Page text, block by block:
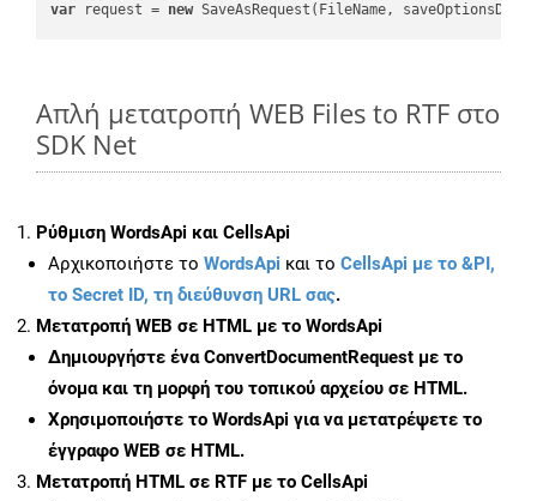
var request = new
Απλή μετατροπή WEB Files to RTF στο
SDK Net
Ρύθμιση WordsApi και CellsApi
Αρχικοποιήστε το WordsApi και το CellsApi με το &PI,
το Secret ID, τη διεύθυνση URL σας.
Μετατροπή WEB σε HTML με το WordsApi
Δημιουργήστε έναConvertDocumentRequest με το
όνομα και τη μορφή του τοπικού αρχείου σε HTML.
Χρησιμοποιήστε το WordsApi για να μετατρέψετε το
έγγραφο WEB σε HTML.
Μετατροπή HTML σε RTF με το CellsApi